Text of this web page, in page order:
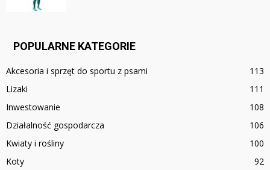
POPULARNE KATEGORIE
Akcesoria i sprzęt do sportu z psami
113
Lizaki
111
Inwestowanie
108
Działalność gospodarcza
106
Kwiaty i rośliny
100
Koty
92